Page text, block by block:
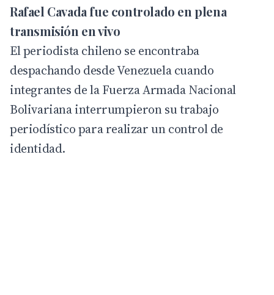
Rafael Cavada fue controlado en plena
transmisión en vivo
El periodista chileno se encontraba
despachando desde Venezuela cuando
integrantes de la Fuerza Armada Nacional
Bolivariana interrumpieron su trabajo
periodístico para realizar un control de
identidad.